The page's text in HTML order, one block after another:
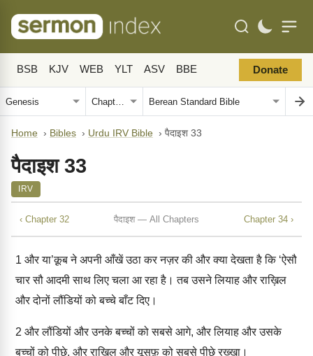
BSB KJV WEB YLT ASV BBE Donate
Home › Bibles › Urdu IRV Bible › पैदाइश 33
पैदाइश 33
IRV
‹ Chapter 32 पैदाइश — All Chapters Chapter 34 ›
1 और या’क़ूब ने अपनी आँखें उठा कर नज़र की और क्या देखता है कि ‘ऐसौ
चार सौ आदमी साथ लिए चला आ रहा है। तब उसने लियाह और राख़िल
और दोनों लौंडियों को बच्चे बाँट दिए।
2 और लौंडियों और उनके बच्चों को सबसे आगे, और लियाह और उसके
बच्चों को पीछे, और राख़िल और यूसुफ़ को सबसे पीछे रख्खा।